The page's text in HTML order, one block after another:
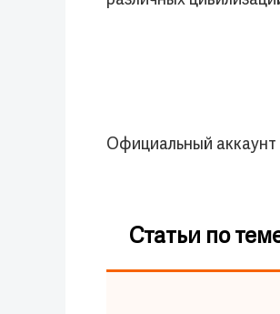
Официальный
Статьи по